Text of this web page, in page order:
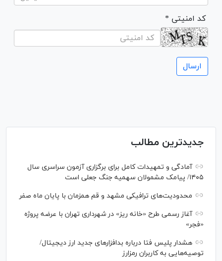
* کد امنیتی
جدیدترین مطالب
آمادگی و تمهیدات کامل برای برگزاری آزمون سراسری سال
۱۴۰۵/ پیامک مشمولان سهمیه جنگ جعلی است
محدودیت‌های ترافیکی مشهد و قم همزمان با پایان ماه صفر
آغاز رسمی طرح «خانه ریز» در شهرداری تهران با عرضه پروژه
«فجر»
هشدار پلیس فتا درباره بدافزار‌های جدید ارز دیجیتال/
توصیه‌هایی به کاربران رمزارز